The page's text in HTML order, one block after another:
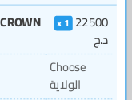
1 22500
د.ج
Choose
الولاية